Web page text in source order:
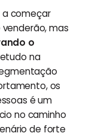
começar
mas
o
na
os
é um
no caminho
de forte